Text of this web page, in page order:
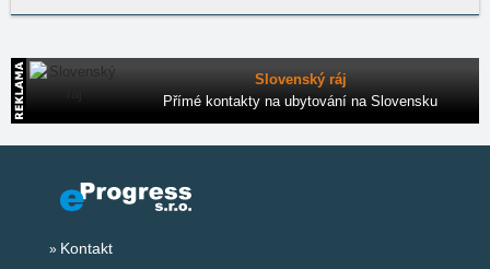
Slovenský ráj
Přímé kontakty na ubytování na Slovensku
Kontakt